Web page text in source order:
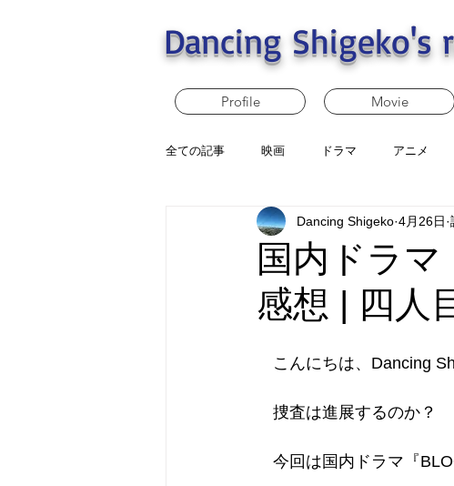
Dancing Shigeko's
Profile Movie
全ての記事 映画 ドラマ アニメ
国内ドラマ
感想 | 四人
Dancing Shigeko 4月26日
こんにちは、Dancing
捜査は進展するのか？
今回は国内ドラマ『